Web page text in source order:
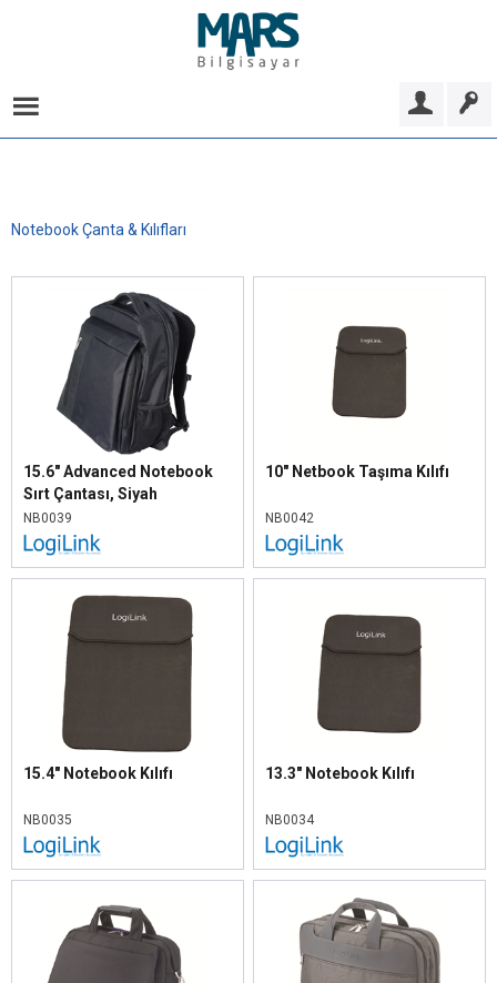
Notebook Çanta & Kılıfları
15.6" Advanced Notebook
Sırt Çantası, Siyah
NB0039
10" Netbook Taşıma Kılıfı
NB0042
15.4" Notebook Kılıfı
NB0035
13.3" Notebook Kılıfı
NB0034